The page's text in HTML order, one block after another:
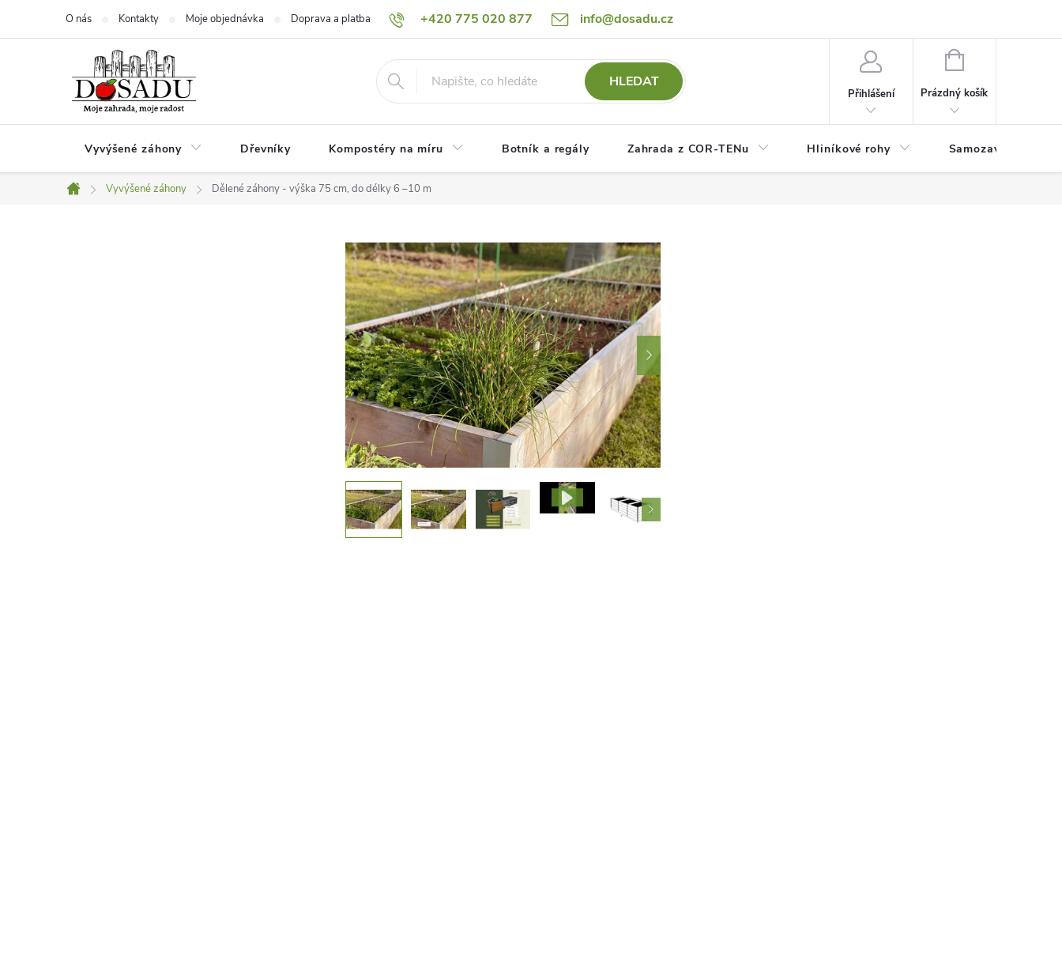
+420 775 020 877 info@dosadu.cz
O nás Kontakty Moje objednávka Doprava a platba Reklamace a vrácení zboží Blog Fotogalerie Návody
HLEDAT
Přihlášení
NÁKUPNÍ
Prázdný košík
Vyvýšené záhony Dřevníky Kompostéry na míru Botník a regály Zahrada z COR-TENu Hliníkové rohy Samozavlažovací
Domů
Vyvýšené záhony Dělené záhony - výška 75 cm, do délky 6 –10 m